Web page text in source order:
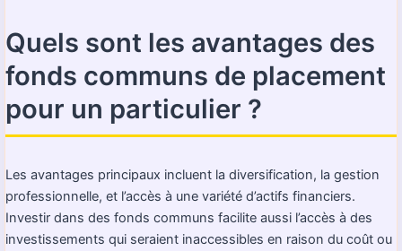
Quels sont les avantages des
fonds communs de placement
pour un particulier ?
Les avantages principaux incluent la diversification, la gestion
professionnelle, et l’accès à une variété d’actifs financiers.
Investir dans des fonds communs facilite aussi l’accès à des
investissements qui seraient inaccessibles en raison du coût ou